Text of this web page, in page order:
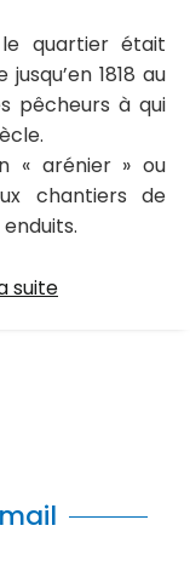
le quartier était
1818 au
pêcheurs à qui
« arénier » ou
chantiers de
suite